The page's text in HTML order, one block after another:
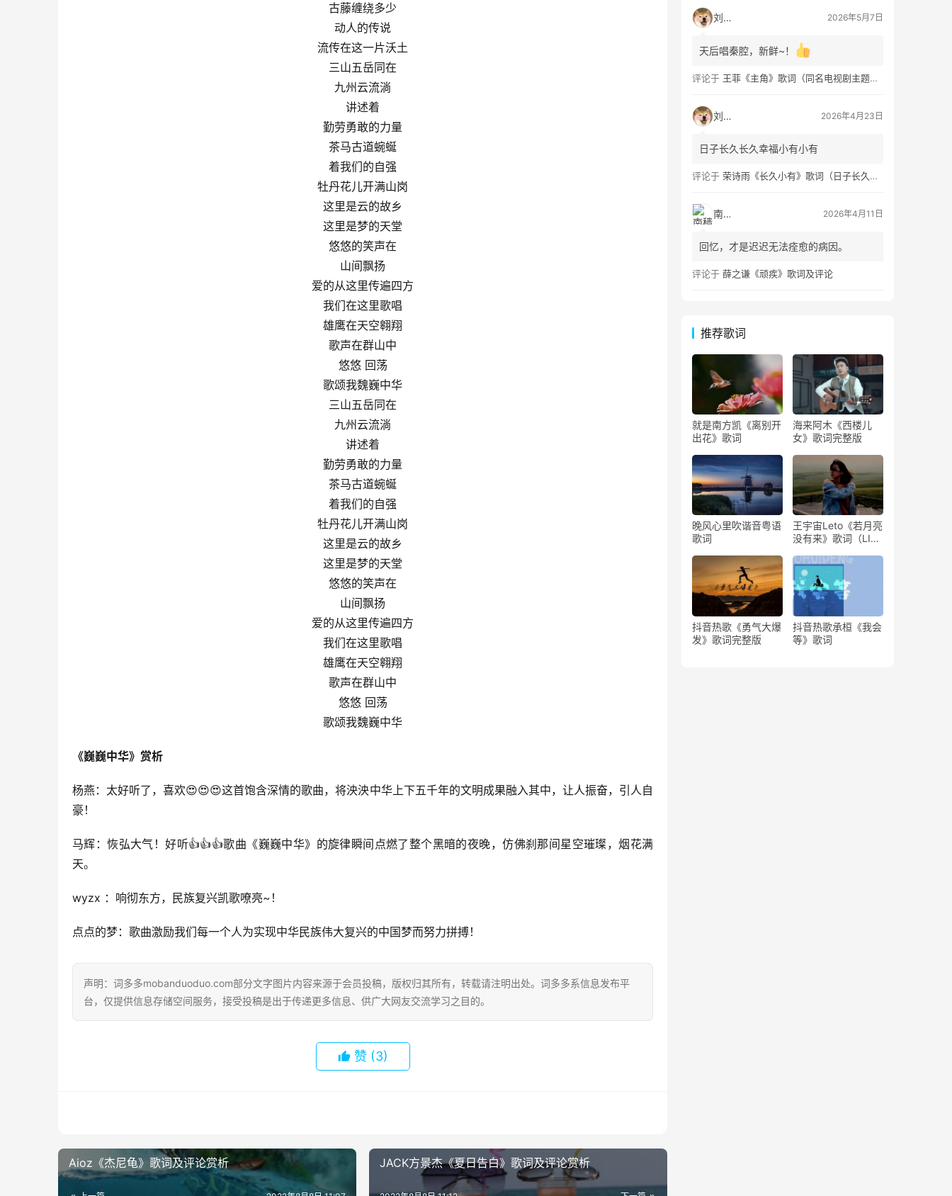
古藤缠绕多少
动人的传说
流传在这一片沃土
三山五岳同在
九州云流淌
讲述着
勤劳勇敢的力量
茶马古道蜿蜒
着我们的自强
牡丹花儿开满山岗
这里是云的故乡
这里是梦的天堂
悠悠的笑声在
山间飘扬
爱的从这里传遍四方
我们在这里歌唱
雄鹰在天空翱翔
歌声在群山中
悠悠 回荡
歌颂我魏巍中华
三山五岳同在
九州云流淌
讲述着
勤劳勇敢的力量
茶马古道蜿蜒
着我们的自强
牡丹花儿开满山岗
这里是云的故乡
这里是梦的天堂
悠悠的笑声在
山间飘扬
爱的从这里传遍四方
我们在这里歌唱
雄鹰在天空翱翔
歌声在群山中
悠悠 回荡
歌颂我魏巍中华
《巍巍中华》赏析
杨燕：太好听了，喜欢😍😍😍这首饱含深情的歌曲，将泱泱中华上下五千年的文明成果融入其中，让人振奋，引人自
豪！
马辉：恢弘大气！好听👍👍👍歌曲《巍巍中华》的旋律瞬间点燃了整个黑暗的夜晚，仿佛刹那间星空璀璨，烟花满
天。
wyzx ：响彻东方，民族复兴凯歌嘹亮~！
点点的梦：歌曲激励我们每一个人为实现中华民族伟大复兴的中国梦而努力拼搏！
声明：词多多mobanduoduo.com部分文字图片内容来源于会员投稿，版权归其所有，转载请注明出处。词多多系信息发布平
台，仅提供信息存储空间服务，接受投稿是出于传递更多信息、供广大网友交流学习之目的。
赞 (3)
Aioz《杰尼龟》歌词及评论赏析 JACK方景杰《夏日告白》歌词及评论赏析
刘看山 2026年5月7日
天后唱秦腔，新鲜~！
评论于 王菲《主角》歌词（同名电视剧主题曲）
刘看山 2026年4月23日
日子长久长久幸福小有小有
评论于 荣诗雨《长久小有》歌词（日子长久幸福小有）
南穑 2026年4月11日
回忆，才是迟迟无法痊愈的病因。
评论于 薛之谦《顽疾》歌词及评论
推荐歌词
就是南方凯《离别开
出花》歌词
海来阿木《西楼儿
女》歌词完整版
晚风心里吹谐音粤语
歌词
王宇宙Leto《若月亮
没有来》歌词（LIVE
抖音热歌《勇气大爆
发》歌词完整版
抖音热歌承桓《我会
等》歌词